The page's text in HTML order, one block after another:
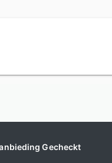
Gecheckt